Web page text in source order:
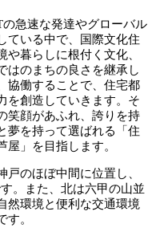
急速な発達やグローバル
ている中で、国際文化住
暮らしに根付く文化、
はのまちの良さを継承し
協働することで、住宅都
を創造していきます。そ
笑顔があふれ、誇りを持
夢を持って選ばれる「住
」を目指します。
のほぼ中間に位置し、
。また、北は六甲の山並
然環境と便利な交通環境
。